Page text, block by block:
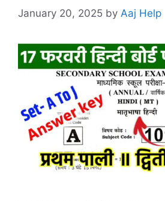
January 20, 2025 by Aaj Help